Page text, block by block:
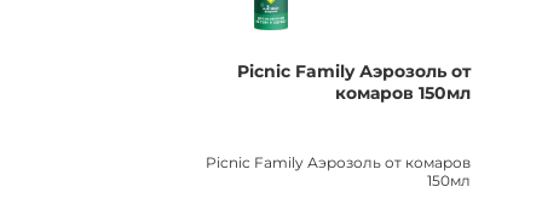
Picnic Family Аэрозоль от
комаров 150мл
Picnic Family Аэрозоль от комаров
150мл